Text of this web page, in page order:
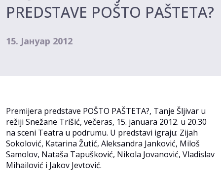
PREDSTAVE POŠTO PAŠTETA?
15. Јануар 2012
Premijera predstave POŠTO PAŠTETA?, Tanje Šljivar u
režiji Snežane Trišić, večeras, 15. januara 2012. u 20.30
na sceni Teatra u podrumu. U predstavi igraju: Zijah
Sokolović, Katarina Žutić, Aleksandra Janković, Miloš
Samolov, Nataša Tapušković, Nikola Jovanović, Vladislav
Mihailović i Jakov Jevtović.